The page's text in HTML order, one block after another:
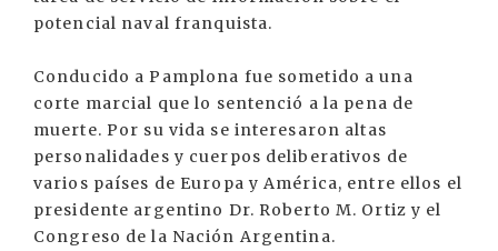
potencial naval franquista.
Conducido a Pamplona fue sometido a una
corte marcial que lo sentenció a la pena de
muerte. Por su vida se interesaron altas
personalidades y cuerpos deliberativos de
varios países de Europa y América, entre ellos el
presidente argentino Dr. Roberto M. Ortiz y el
Congreso de la Nación Argentina.